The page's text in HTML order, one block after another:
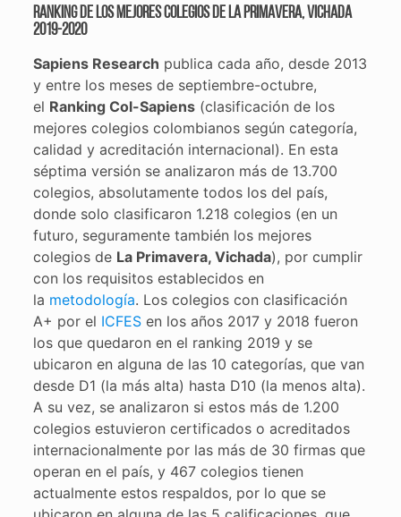
Ranking de los mejores colegios de La Primavera, Vichada
2019-2020
Sapiens Research publica cada año, desde 2013
y entre los meses de septiembre-octubre,
el Ranking Col-Sapiens(clasificación de los
mejores colegios colombianos según categoría,
calidad y acreditación internacional). En esta
séptima versión se analizaron más de 13.700
colegios, absolutamente todos los del país,
donde solo clasificaron 1.218 colegios (en un
futuro, seguramente también los mejores
colegios de La Primavera, Vichada), por cumplir
con los requisitos establecidos en
la metodología. Los colegios con clasificación
A+ por el ICFESen los años 2017 y 2018 fueron
los que quedaron en el ranking 2019 y se
ubicaron en alguna de las 10 categorías, que van
desde D1 (la más alta) hasta D10 (la menos alta).
A su vez, se analizaron si estos más de 1.200
colegios estuvieron certificados o acreditados
internacionalmente por las más de 30 firmas que
operan en el país, y 467 colegios tienen
actualmente estos respaldos, por lo que se